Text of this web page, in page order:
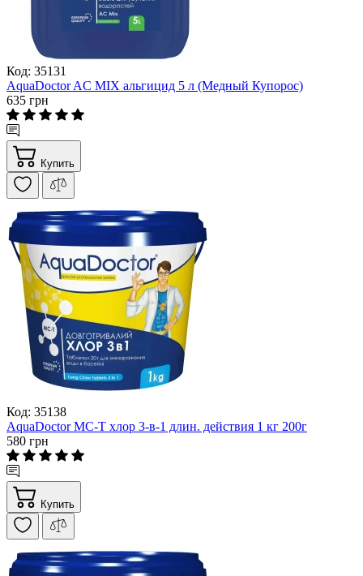
Код: 35131
AquaDoctor AС MIX альгицид 5 л (Медный Купорос)
635 грн
Купить
Код: 35138
AquaDoctor MC-T хлор 3-в-1 длин. действия 1 кг 200г
580 грн
Купить